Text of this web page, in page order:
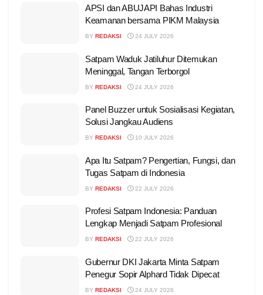
APSI dan ABUJAPI Bahas Industri
Keamanan bersama PIKM Malaysia
BY REDAKSI 24 JULY 2026
Satpam Waduk Jatiluhur Ditemukan
Meninggal, Tangan Terborgol
BY REDAKSI 24 JULY 2026
Panel Buzzer untuk Sosialisasi Kegiatan,
Solusi Jangkau Audiens
BY REDAKSI 10 JULY 2026
Apa Itu Satpam? Pengertian, Fungsi, dan
Tugas Satpam di Indonesia
BY REDAKSI 22 JULY 2026
Profesi Satpam Indonesia: Panduan
Lengkap Menjadi Satpam Profesional
BY REDAKSI 22 JULY 2026
Gubernur DKI Jakarta Minta Satpam
Penegur Sopir Alphard Tidak Dipecat
BY REDAKSI 24 JULY 2026